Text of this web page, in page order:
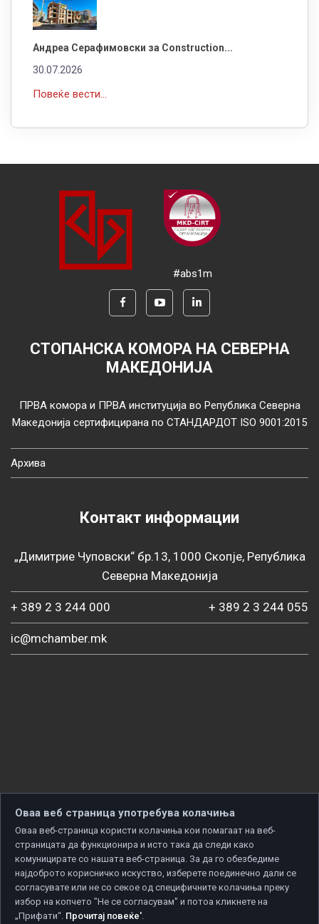
Андреа Серафимовски за Construction...
30.07.2026
Повеќе вести...
#abs1m
СТОПАНСКА КОМОРА НА СЕВЕРНА
МАКЕДОНИЈА
ПРВА комора и ПРВА институција во Република Северна
Македонија сертифицирана по СТАНДАРДОТ ISO 9001:2015
Архива
Контакт информации
„Димитрие Чуповски“ бр.13, 1000 Скопје, Република
Северна Македонија
+ 389 2 3 244 000 + 389 2 3 244 055
ic@mchamber.mk
Copyright © 2026 Developed by
Оваа веб страница употребува колачиња
Оваа веб-страница користи колачиња кои помагаат на веб-
страницата да функционира и исто така да следи како
комуницирате со нашата веб-страница. За да го обезбедиме
најдоброто корисничко искуство, изберете поединечно дали се
согласувате или не со секое од специфичните колачиња преку
избор на копчето "Не се согласувам" и потоа кликнете на
„Прифати“. Прочитај повеќе'.